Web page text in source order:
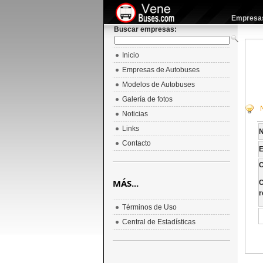
Buscar empresas:
Inicio
Empresas de Autobuses
Modelos de Autobuses
Galería de fotos
Noticias
Links
Contacto
MÁS...
Términos de Uso
Central de Estadísticas